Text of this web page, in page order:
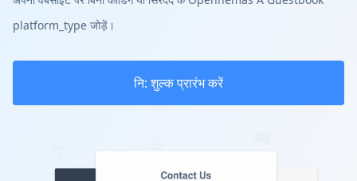
platform_type जोड़ें।
नि: शुल्क प्रारंभ करें